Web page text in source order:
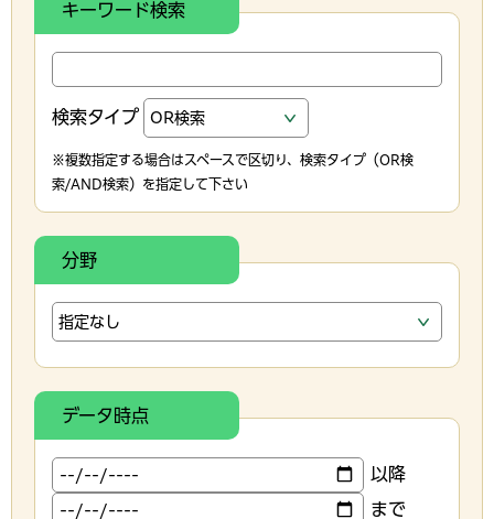
キーワード検索
検索タイプ
※複数指定する場合はスペースで区切り、検索タイプ（OR検
索/AND検索）を指定して下さい
分野
データ時点
以降
まで